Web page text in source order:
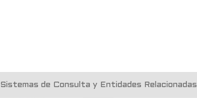
Sistemas de Consulta y Entidades Relacionadas